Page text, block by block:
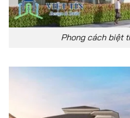
Phong cách biệt